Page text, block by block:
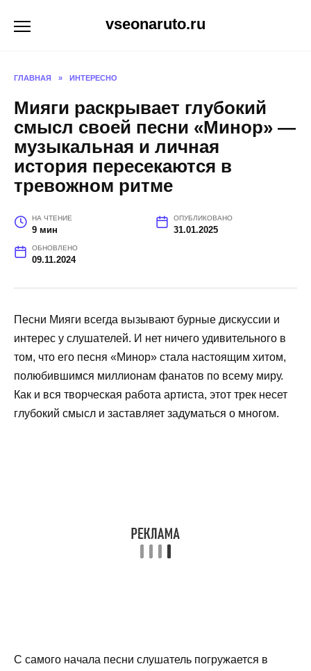
vseonaruto.ru
ГЛАВНАЯ » ИНТЕРЕСНО
Мияги раскрывает глубокий
смысл своей песни «Минор» —
музыкальная и личная
история пересекаются в
тревожном ритме
НА ЧТЕНИЕ
9 мин
ОПУБЛИКОВАНО
31.01.2025
ОБНОВЛЕНО
09.11.2024
Песни Мияги всегда вызывают бурные дискуссии и
интерес у слушателей. И нет ничего удивительного в
том, что его песня «Минор» стала настоящим хитом,
полюбившимся миллионам фанатов по всему миру.
Как и вся творческая работа артиста, этот трек несет
глубокий смысл и заставляет задуматься о многом.
С самого начала песни слушатель погружается в